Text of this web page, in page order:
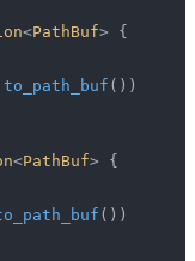
<PathBuf> {
to_path_buf ())
<PathBuf> {
())